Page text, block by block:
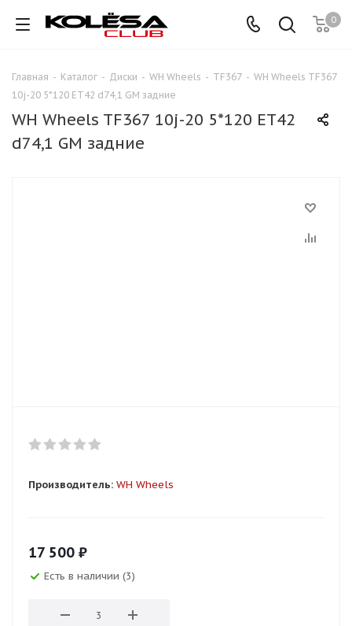
0
Главная - Каталог - Диски - WH Wheels - TF367 - WH Wheels TF367
10j-20 5*120 ET42 d74,1 GM задние
WH Wheels TF367 10j-20 5*120 ET42
d74,1 GM задние
Производитель: WH Wheels
17 500 ₽
Есть в наличии (3)